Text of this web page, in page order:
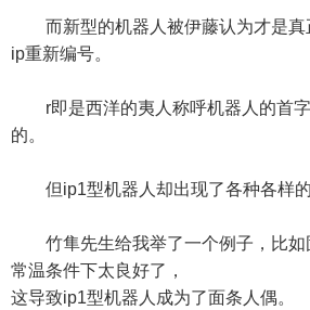
而新型的机器人被伊藤认为才是真
ip重新编号。
r即是西洋的夷人称呼机器人的首字
的。
但ip1型机器人却出现了各种各样的
竹隼先生给我举了一个例子，比如
常温条件下太良好了，
这导致ip1型机器人成为了面条人偶。